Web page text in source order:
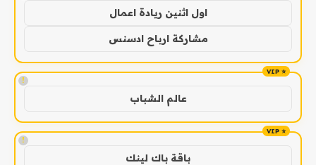
اول اثنين ريادة اعمال
مشاركة ارباح ادسنس
!
عالم الشباب
!
باقة باك لينك